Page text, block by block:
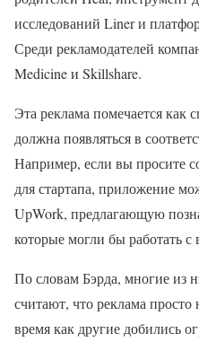
исследований Liner и
Среди рекламодателей
Medicine и Skillshare.
Эта реклама помечается как
должна появляться в
Например, если вы просите
для стартапа, приложение
UpWork, предлагающую
которые могли бы работать
По словам Бэрда, многие из
считают, что реклама
время как другие добились